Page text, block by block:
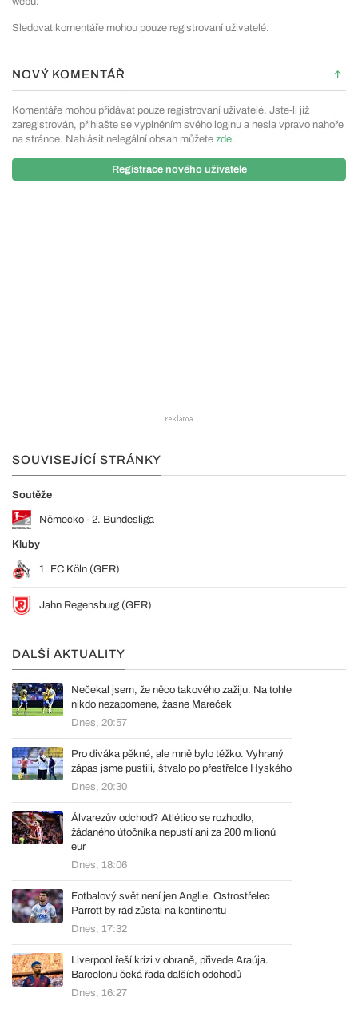
Sledovat komentáře mohou pouze registrovaní uživatelé.
NOVÝ KOMENTÁŘ
Komentáře mohou přidávat pouze registrovaní uživatelé. Jste-li již
zaregistrován, přihlašte se vyplněním svého loginu a hesla vpravo nahoře
na stránce. Nahlásit nelegální obsah můžete zde.
Registrace nového uživatele
SOUVISEJÍCÍ STRÁNKY
Soutěže
Německo - 2. Bundesliga
Kluby
1. FC Köln (GER)
Jahn Regensburg (GER)
DALŠÍ AKTUALITY
Nečekal jsem, že něco takového zažiju. Na tohle
nikdo nezapomene, žasne Mareček
Dnes, 20:57
Pro diváka pěkné, ale mně bylo těžko. Vyhraný
zápas jsme pustili, štvalo po přestřelce Hyského
Dnes, 20:30
Álvarezův odchod? Atlético se rozhodlo,
žádaného útočníka nepustí ani za 200 milionů
eur
Dnes, 18:06
Fotbalový svět není jen Anglie. Ostrostřelec
Parrott by rád zůstal na kontinentu
Dnes, 17:32
Liverpool řeší krizi v obraně, přivede Araúja.
Barcelonu čeká řada dalších odchodů
Dnes, 16:27